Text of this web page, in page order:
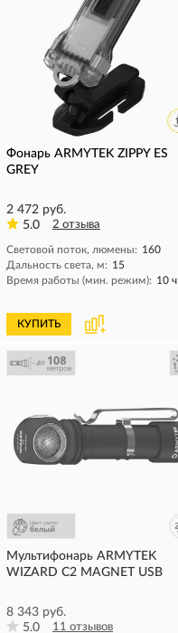
Фонарь ARMYTEK ZIPPY ES
GREY
2 472 руб.
5.0
2 отзыва
Световой поток, люмены: 160
Дальность света, м: 15
Время работы (мин. режим): 10 ч
КУПИТЬ
Мультифонарь ARMYTEK
WIZARD C2 MAGNET USB
8 343 руб.
5.0
11 отзывов